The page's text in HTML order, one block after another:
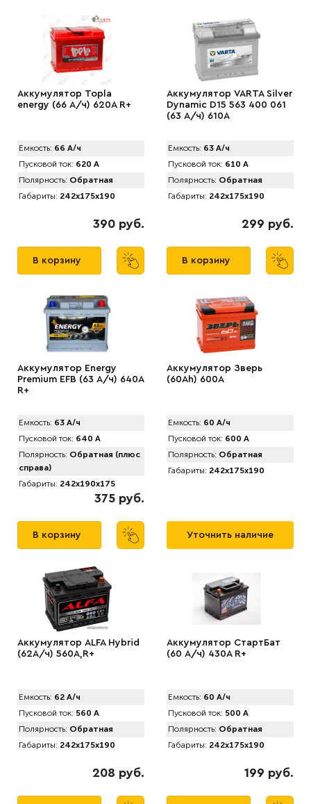
Аккумулятор Topla
energy (66 А/ч) 620А R+
Емкость: 66 А/ч
Пусковой ток: 620 А
Полярность: Обратная
Габариты: 242x175x190
390 руб.
В корзину
Аккумулятор VARTA Silver
Dynamic D15 563 400 061
(63 А/ч) 610А
Емкость: 63 А/ч
Пусковой ток: 610 А
Полярность: Обратная
Габариты: 242x175x190
299 руб.
В корзину
Аккумулятор Energy
Premium EFB (63 А/ч) 640A
R+
Емкость: 63 А/ч
Пусковой ток: 640 А
Полярность: Обратная (плюс
справа)
Габариты: 242x190x175
375 руб.
В корзину
Аккумулятор Зверь
(60Ah) 600A
Емкость: 60 А/ч
Пусковой ток: 600 А
Полярность: Обратная
Габариты: 242x175x190
Уточнить наличие
Аккумулятор ALFA Hybrid
(62А/ч) 560A,R+
Емкость: 62 А/ч
Пусковой ток: 560 А
Полярность: Обратная
Габариты: 242x175x190
208 руб.
Аккумулятор СтартБат
(60 А/ч) 430А R+
Емкость: 60 А/ч
Пусковой ток: 500 А
Полярность: Обратная
Габариты: 242x175x190
199 руб.